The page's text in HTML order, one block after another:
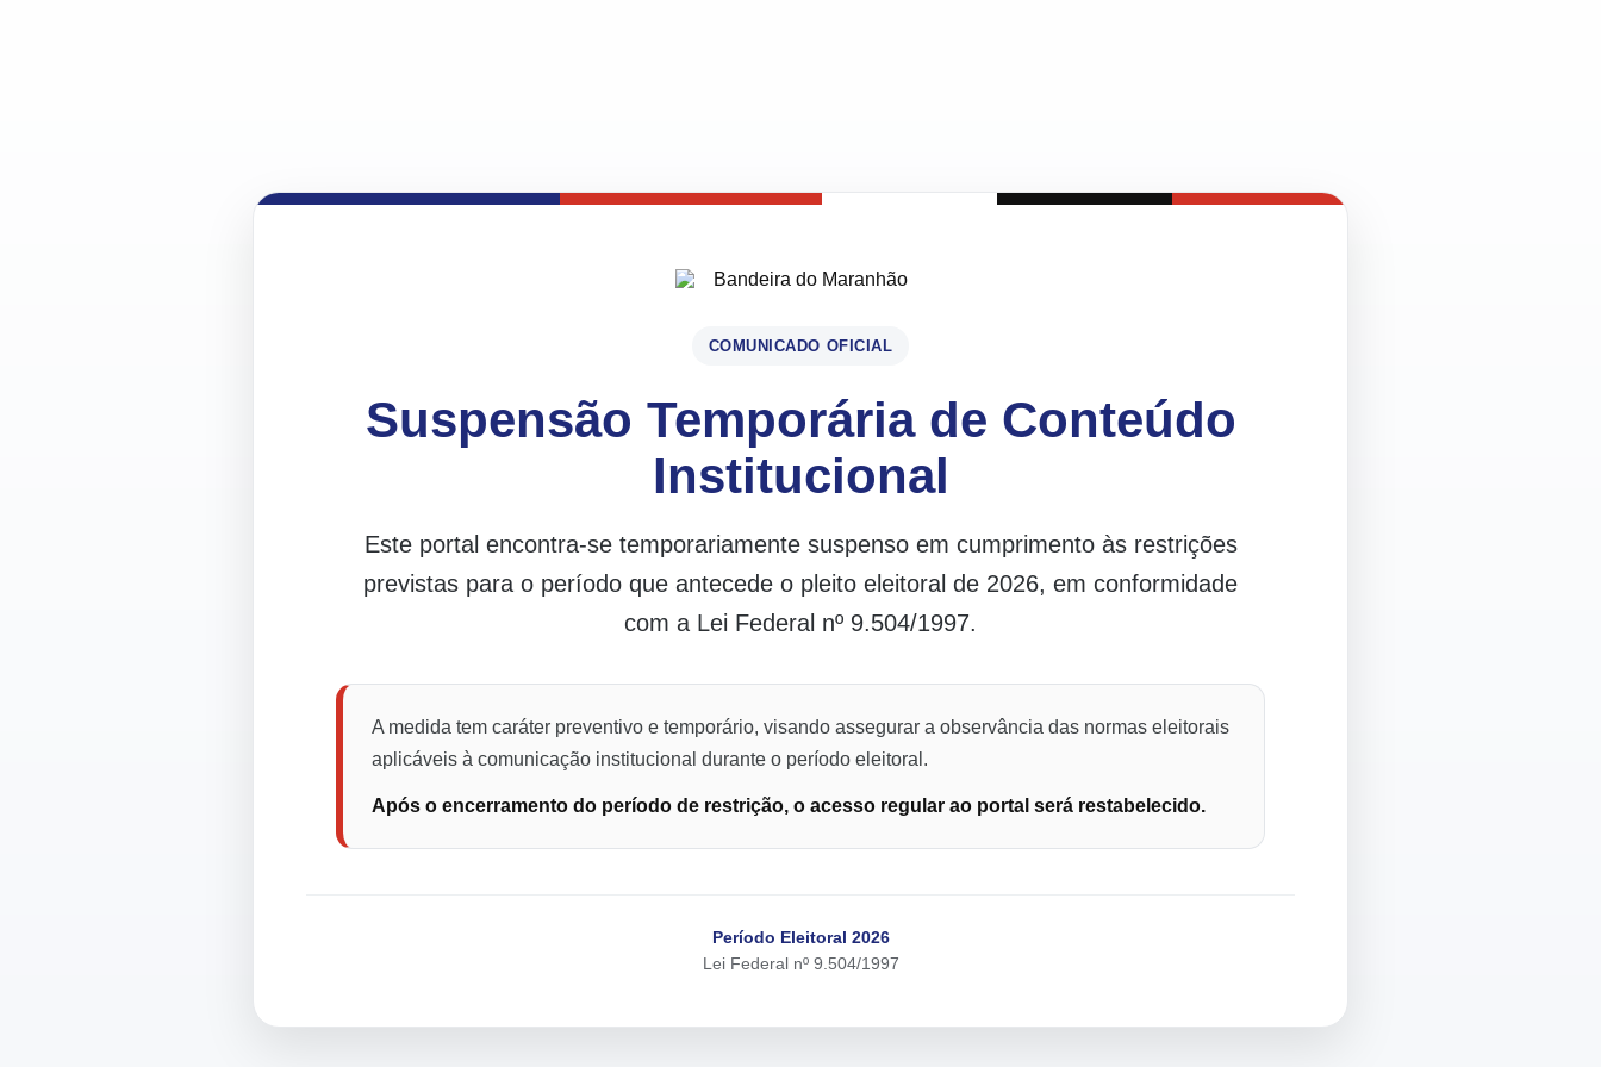
COMUNICADO OFICIAL
Suspensão Temporária de Conteúdo
Institucional
Este portal encontra-se temporariamente suspenso em cumprimento às restrições
previstas para o período que antecede o pleito eleitoral de 2026, em conformidade
com a Lei Federal nº 9.504/1997.
A medida tem caráter preventivo e temporário, visando assegurar a observância das normas eleitorais
aplicáveis à comunicação institucional durante o período eleitoral.
Após o encerramento do período de restrição, o acesso regular ao portal será restabelecido.
Período Eleitoral 2026
Lei Federal nº 9.504/1997